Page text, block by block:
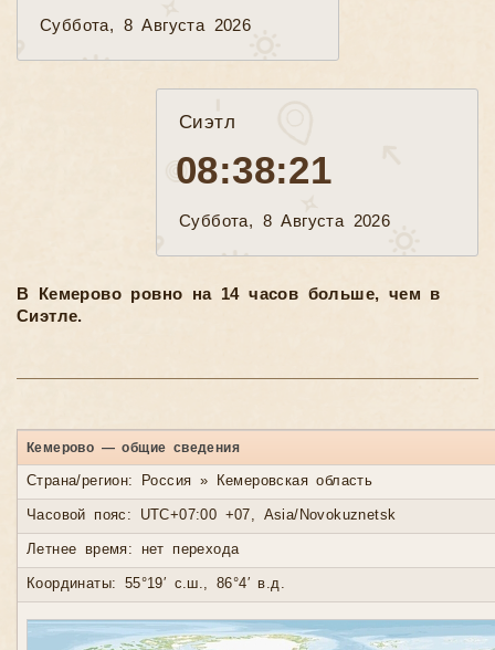
Суббота, 8 Августа 2026
Сиэтл
08:38:23
Суббота, 8 Августа 2026
В Кемерово ровно на 14 часов больше, чем в
Сиэтле.
Кемерово — общие сведения
Страна/регион: Россия » Кемеровская область
Часовой пояс: UTC+07:00 +07, Asia/Novokuznetsk
Летнее время: нет перехода
Координаты: 55°19′ с.ш., 86°4′ в.д.